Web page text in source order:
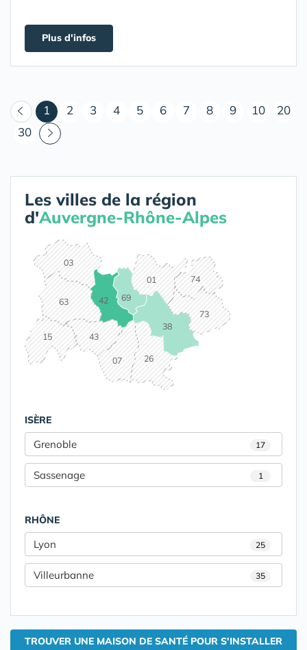
Plus d'infos
1 (courant)
2 3 4 5 6 7 8 9 10
20
30
Les villes de la région
d'Auvergne-Rhône-Alpes
01
03
07
15
26
38
42
43
63
69
73
74
ISÈRE
Grenoble 17
Sassenage 1
RHÔNE
Lyon 25
Villeurbanne 35
TROUVER UNE MAISON DE SANTÉ POUR S'INSTALLER